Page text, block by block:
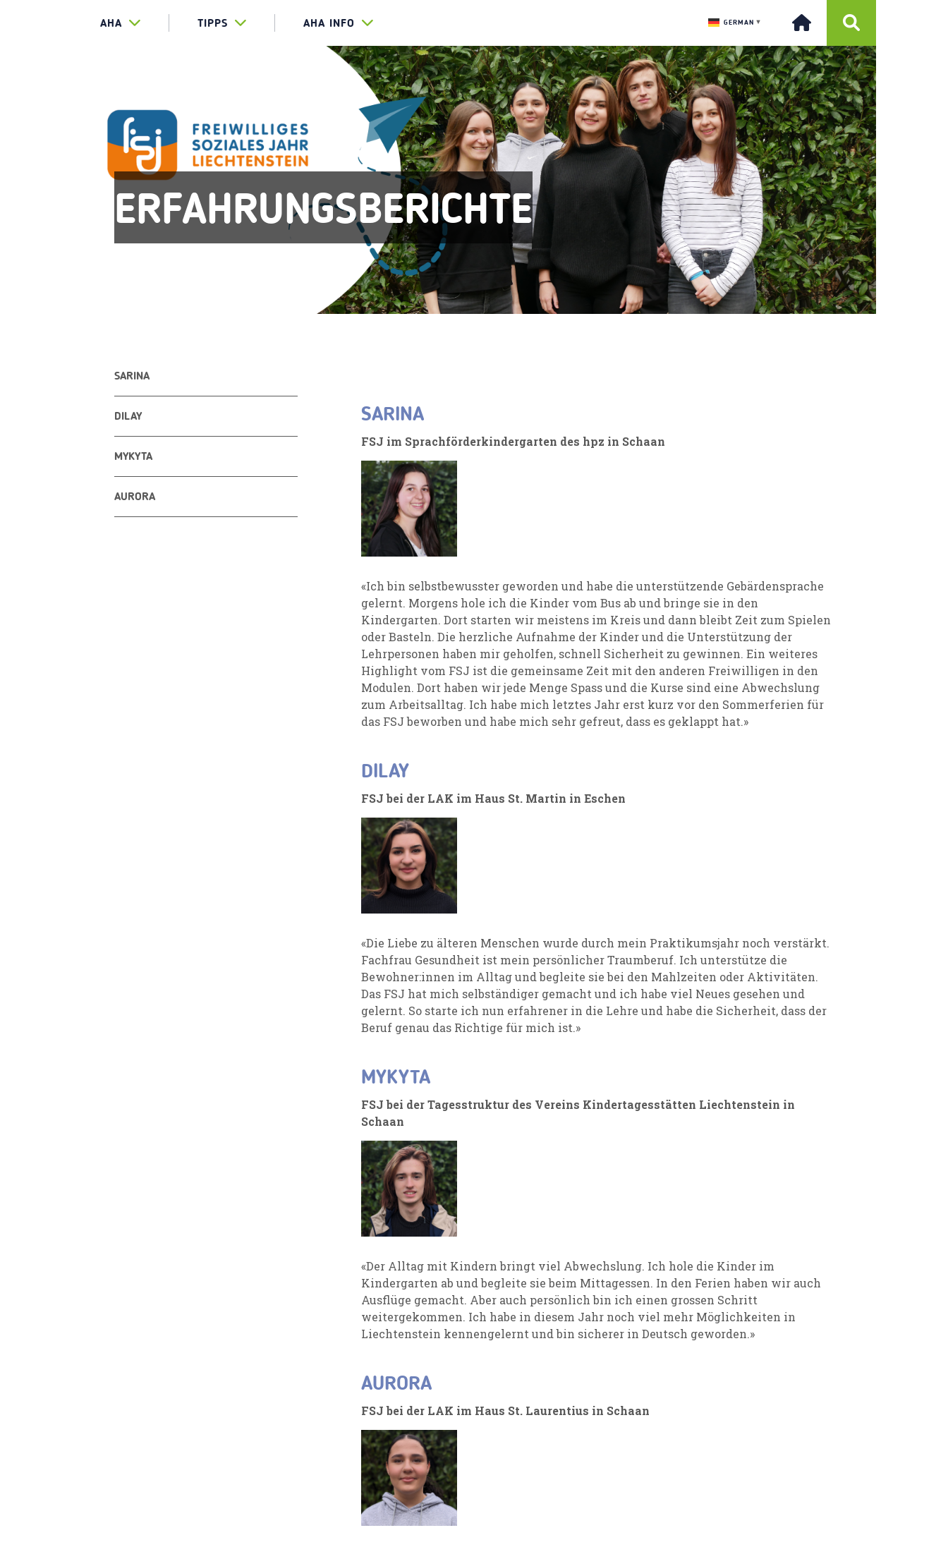
AHA TIPPS AHA INFO GERMAN ▼
ERFAHRUNGSBERICHTE
SARINA
DILAY
MYKYTA
AURORA
SARINA
FSJ im Sprachförderkindergarten des hpz in Schaan
«Ich bin selbstbewusster geworden und habe die unterstützende Gebärdensprache
gelernt. Morgens hole ich die Kinder vom Bus ab und bringe sie in den
Kindergarten. Dort starten wir meistens im Kreis und dann bleibt Zeit zum Spielen
oder Basteln. Die herzliche Aufnahme der Kinder und die Unterstützung der
Lehrpersonen haben mir geholfen, schnell Sicherheit zu gewinnen. Ein weiteres
Highlight vom FSJ ist die gemeinsame Zeit mit den anderen Freiwilligen in den
Modulen. Dort haben wir jede Menge Spass und die Kurse sind eine Abwechslung
zum Arbeitsalltag. Ich habe mich letztes Jahr erst kurz vor den Sommerferien für
das FSJ beworben und habe mich sehr gefreut, dass es geklappt hat.»
DILAY
FSJ bei der LAK im Haus St. Martin in Eschen
«Die Liebe zu älteren Menschen wurde durch mein Praktikumsjahr noch verstärkt.
Fachfrau Gesundheit ist mein persönlicher Traumberuf. Ich unterstütze die
Bewohner:innen im Alltag und begleite sie bei den Mahlzeiten oder Aktivitäten.
Das FSJ hat mich selbständiger gemacht und ich habe viel Neues gesehen und
gelernt. So starte ich nun erfahrener in die Lehre und habe die Sicherheit, dass der
Beruf genau das Richtige für mich ist.»
MYKYTA
FSJ bei der Tagesstruktur des Vereins Kindertagesstätten Liechtenstein in
Schaan
«Der Alltag mit Kindern bringt viel Abwechslung. Ich hole die Kinder im
Kindergarten ab und begleite sie beim Mittagessen. In den Ferien haben wir auch
Ausflüge gemacht. Aber auch persönlich bin ich einen grossen Schritt
weitergekommen. Ich habe in diesem Jahr noch viel mehr Möglichkeiten in
Liechtenstein kennengelernt und bin sicherer in Deutsch geworden.»
AURORA
FSJ bei der LAK im Haus St. Laurentius in Schaan